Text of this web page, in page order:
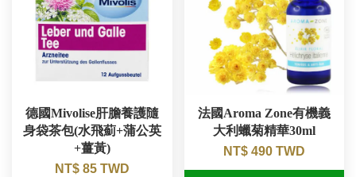
德國Mivolise肝膽養護隨
身袋茶包(水飛薊+蒲公英
+薑黃)
NT$ 85 TWD
法國Aroma Zone有機義
大利蠟菊精華30ml
NT$ 490 TWD